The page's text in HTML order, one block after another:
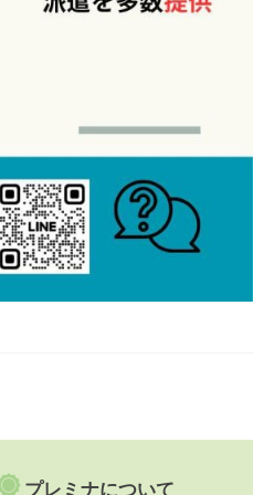
プレミナについて